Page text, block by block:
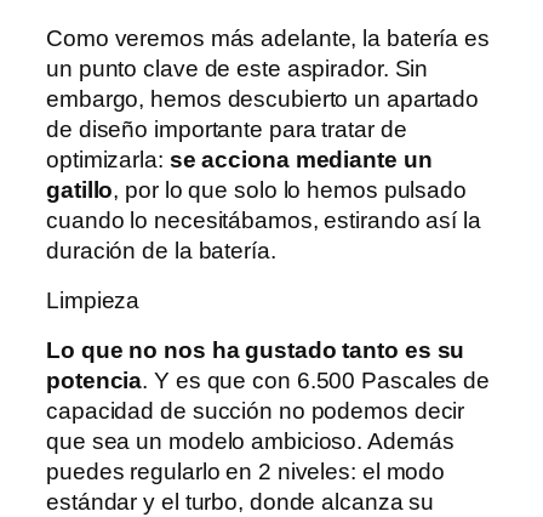
Como veremos más adelante, la batería es
un punto clave de este aspirador. Sin
embargo, hemos descubierto un apartado
de diseño importante para tratar de
optimizarla: se acciona mediante un
gatillo, por lo que solo lo hemos pulsado
cuando lo necesitábamos, estirando así la
duración de la batería.
Limpieza
Lo que no nos ha gustado tanto es su
potencia. Y es que con 6.500 Pascales de
capacidad de succión no podemos decir
que sea un modelo ambicioso. Además
puedes regularlo en 2 niveles: el modo
estándar y el turbo, donde alcanza su